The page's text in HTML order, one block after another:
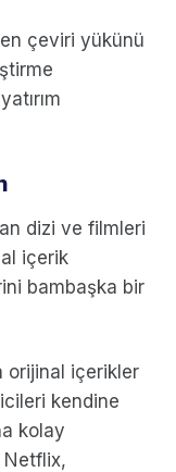
çeviri yükünü
dizi ve filmleri
içerik
bambaşka bir
orijinal içerikler
kendine
kolay
Netflix,